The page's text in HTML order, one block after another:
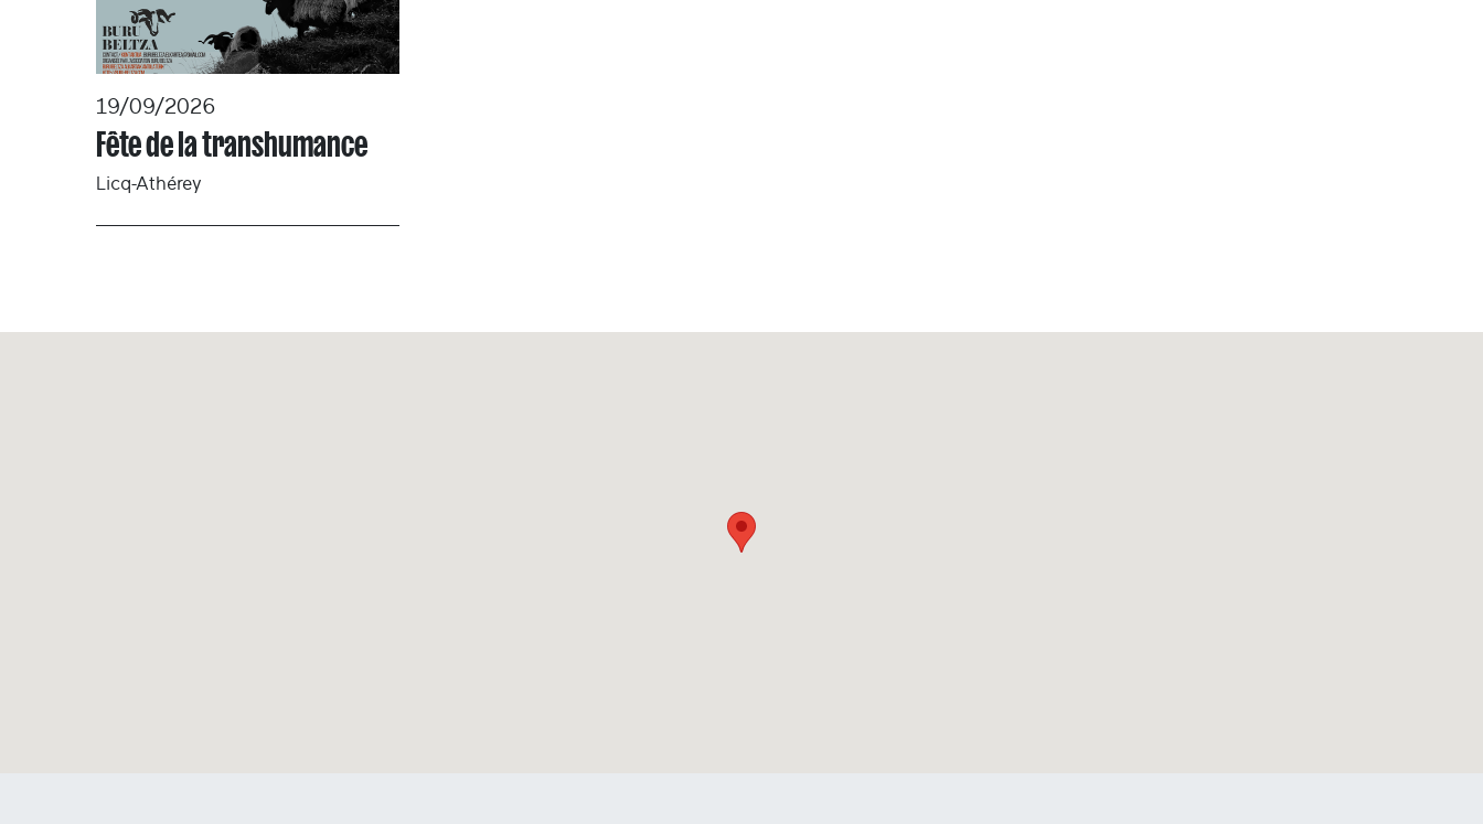
19/09/2026
Fête de la transhumance
Licq-Athérey